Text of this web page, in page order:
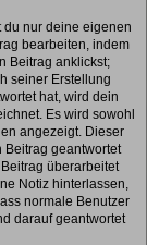
du nur deine eigenen
bearbeiten, indem
Beitrag anklickst;
seiner Erstellung
hat, wird dein
Es wird sowohl
angezeigt. Dieser
Beitrag geantwortet
überarbeitet
Notiz hinterlassen,
normale Benutzer
darauf geantwortet